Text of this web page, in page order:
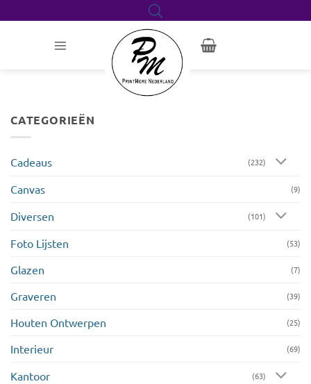
naar
CATEGORIEËN
Cadeaus (232)
Canvas (9)
Diversen (101)
Foto Lijsten (53)
Glazen (7)
Graveren (39)
Houten Ontwerpen (25)
Interieur (69)
Kantoor (63)